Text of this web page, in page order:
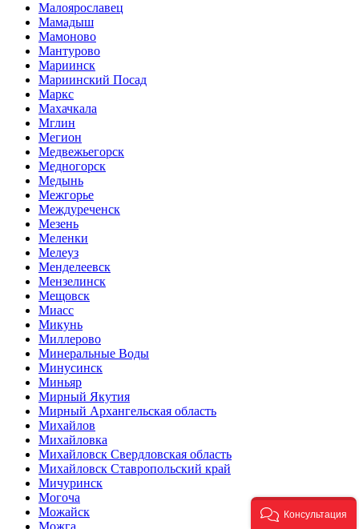
Малоярославец
Мамадыш
Мамоново
Мантурово
Мариинск
Мариинский Посад
Маркс
Махачкала
Мглин
Мегион
Медвежьегорск
Медногорск
Медынь
Межгорье
Междуреченск
Мезень
Меленки
Мелеуз
Менделеевск
Мензелинск
Мещовск
Миасс
Микунь
Миллерово
Минеральные Воды
Минусинск
Миньяр
Мирный Якутия
Мирный Архангельская область
Михайлов
Михайловка
Михайловск Свердловская область
Михайловск Ставропольский край
Мичуринск
Могоча
Можайск
Можга
Консультация